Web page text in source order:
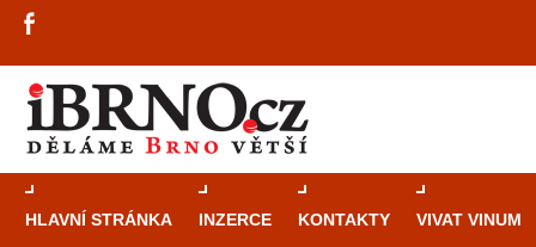
HLAVNÍ STRÁNKA INZERCE KONTAKTY VIVAT VINUM